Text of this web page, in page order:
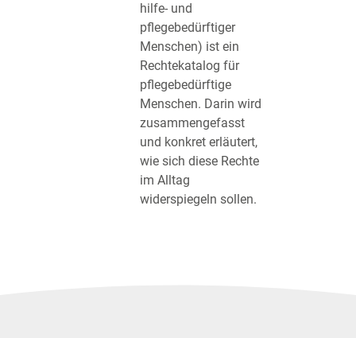
hilfe- und
pflegebedürftiger
Menschen) ist ein
Rechtekatalog für
pflegebedürftige
Menschen. Darin wird
zusammengefasst
und konkret erläutert,
wie sich diese Rechte
im Alltag
widerspiegeln sollen.